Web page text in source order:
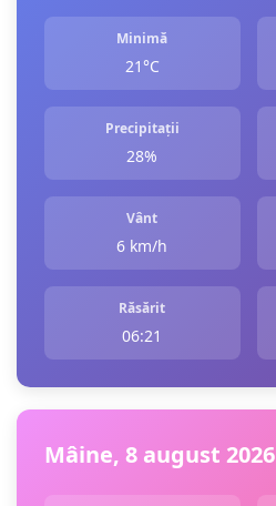
Minimă
21°C
Precipitații
28%
Vânt
6 km/h
Răsărit
06:21
Mâine, 8 august 2026